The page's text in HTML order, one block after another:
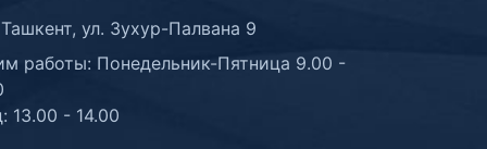
ул. Зухур-Палвана 9
работы: Понедельник-Пятница 9.00 -
13.00 - 14.00